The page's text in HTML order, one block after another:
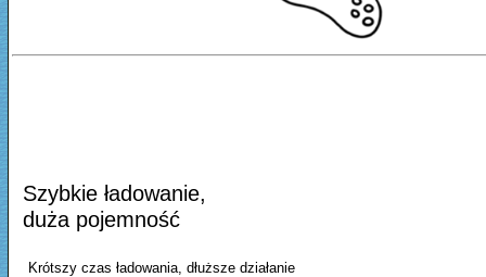
Szybkie ładowanie,
duża pojemność
Krótszy czas ładowania, dłuższe działanie